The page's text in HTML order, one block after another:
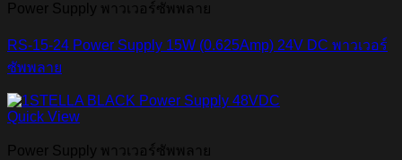
Power Supply พาวเวอร์ซัพพลาย
RS-15-24 Power Supply 15W (0.625Amp) 24V DC พาวเวอร์
ซัพพลาย
Quick View
Power Supply พาวเวอร์ซัพพลาย